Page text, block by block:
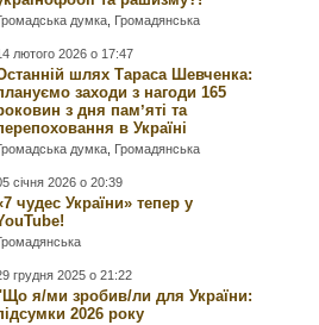
думка Громадянська
лютого 2026 о 17:47
шлях Тараса Шевченка:
заходи з нагоди 165
з дня памʼяті та
в Україні
думка Громадянська
січня 2026 о 20:39
чудес України» тепер у
грудня 2025 о 21:22
я/ми зробив/ли для України:
2026 року